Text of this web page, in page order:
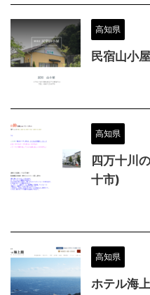
高知県
民宿山小
高知県
四万十川
十市)
高知県
ホテル海